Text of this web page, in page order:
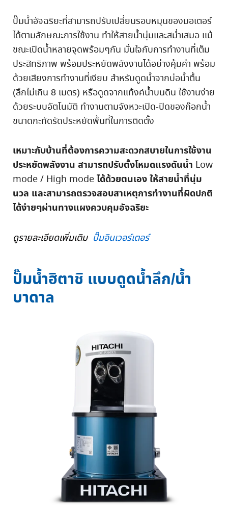
ปั๊มน้ำอัจฉริยะที่สามารถปรับเปลี่ยนรอบหมุนของมอเตอร์
ได้ตามลักษณะการใช้งาน ทำให้สายน้ำนุ่มและสม่ำเสมอ แม้
ขณะเปิดน้ำหลายจุดพร้อมๆกัน มั่นใจกับการทำงานที่เต็ม
ประสิทธิภาพ พร้อมประหยัดพลังงานได้อย่างคุ้มค่า พร้อม
ด้วยเสียงการทำงานที่เงียบ สำหรับดูดน้ำจากบ่อน้ำตื้น
(ลึกไม่เกิน 8 เมตร) หรือดูดจากแท้งค์น้ำบนดิน ใช้งานง่าย
ด้วยระบบอัตโนมัติ ทำงานตามจังหวะเปิด-ปิดของก๊อกน้ำ
ขนาดกะทัดรัดประหยัดพื้นที่ในการติดตั้ง
เหมาะกับบ้านที่ต้องการความสะดวกสบายในการใช้งาน
ประหยัดพลังงาน สามารถปรับตั้งโหมดแรงดันน้ำ Low
mode / High modeได้ด้วยตนเอง ให้สายน้ำที่นุ่ม
นวล และสามารถตรวจสอบสาเหตุการทำงานที่ผิดปกติ
ได้ง่ายๆผ่านทางแผงควบคุมอัจฉริยะ
ดูรายละเอียดเพิ่มเติม ปั๊มอินเวอร์เตอร์
ปั๊มน้ำฮิตาชิ แบบดูดน้ำลึก/น้ำ
บาดาล